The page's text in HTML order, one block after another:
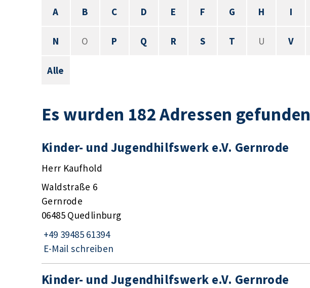
A B C D E F G H I
N O P Q R S T U V
Alle
Es wurden 182 Adressen gefunden
Kinder- und Jugendhilfswerk e.V. Gernrode
Herr Kaufhold
Waldstraße 6
Gernrode
06485 Quedlinburg
+49 39485 61394
E-Mail schreiben
Kinder- und Jugendhilfswerk e.V. Gernrode